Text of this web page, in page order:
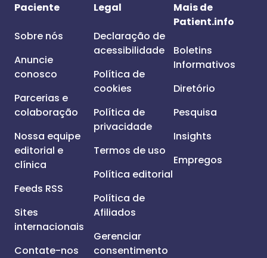
Paciente
Sobre nós
Anuncie
conosco
Parcerias e
colaboração
Nossa equipe
editorial e
clínica
Feeds RSS
Sites
internacionais
Contate-nos
Legal
Declaração de
acessibilidade
Política de
cookies
Política de
privacidade
Termos de uso
Política editorial
Política de
Afiliados
Gerenciar
consentimento
Mais de
Patient.info
Boletins
Informativos
Diretório
Pesquisa
Insights
Empregos